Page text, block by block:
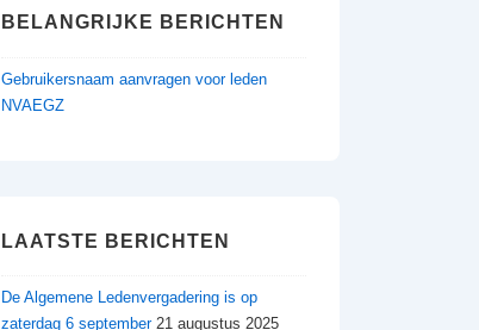
BELANGRIJKE BERICHTEN
Gebruikersnaam aanvragen voor leden
NVAEGZ
LAATSTE BERICHTEN
De Algemene Ledenvergadering is op
zaterdag 6 september 21 augustus 2025